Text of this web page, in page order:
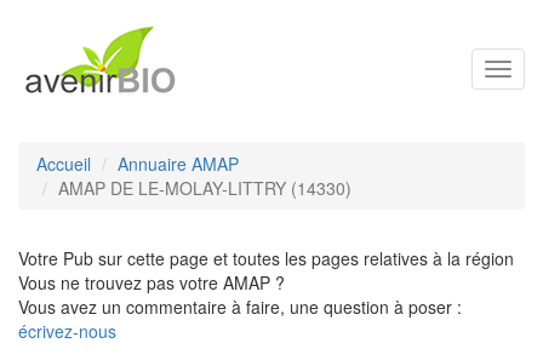
Accueil
Annuaire AMAP
AMAP DE LE-MOLAY-LITTRY (14330)
Votre Pub sur cette page et toutes les pages relatives à la région
Vous ne trouvez pas votre AMAP ?
Vous avez un commentaire à faire, une question à poser :
écrivez-nous